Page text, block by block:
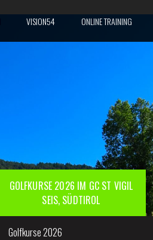
VISION54 ONLINE TRAINING
GOLFKURSE 2026 IM GC ST VIGIL
SEIS, SÜDTIROL
Golfkurse 2026